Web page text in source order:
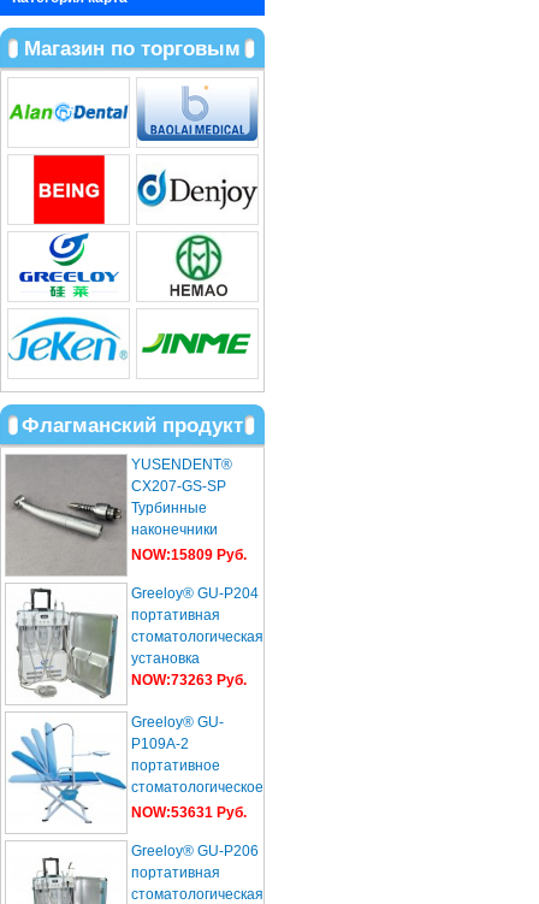
Магазин по торговым
Флагманский продукт
YUSENDENT®
CX207-GS-SP
Турбинные
наконечники
Световодас
стандартной ...
NOW:15809 Руб.
Greeloy® GU-P204
портативная
стоматологическая
установка
NOW:73263 Руб.
Greeloy® GU-
P109A-2
портативное
стоматологическое
кресло
NOW:53631 Руб.
Greeloy® GU-P206
портативная
стоматологическая